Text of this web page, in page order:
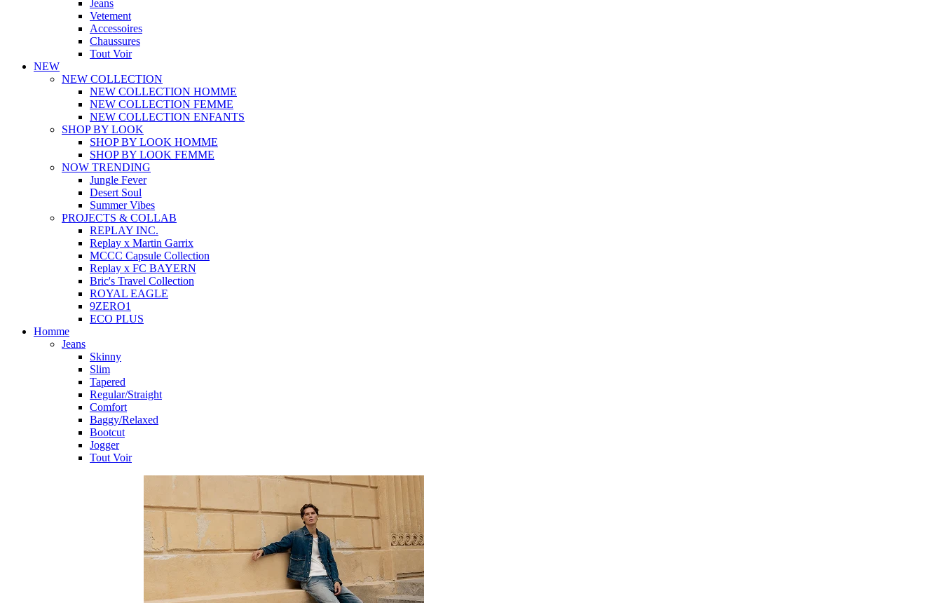
Jeans
Vetement
Accessoires
Chaussures
Tout Voir
NEW
NEW COLLECTION
NEW COLLECTION HOMME
NEW COLLECTION FEMME
NEW COLLECTION ENFANTS
SHOP BY LOOK
SHOP BY LOOK HOMME
SHOP BY LOOK FEMME
NOW TRENDING
Jungle Fever
Desert Soul
Summer Vibes
PROJECTS & COLLAB
REPLAY INC.
Replay x Martin Garrix
MCCC Capsule Collection
Replay x FC BAYERN
Bric's Travel Collection
ROYAL EAGLE
9ZERO1
ECO PLUS
Homme
Jeans
Skinny
Slim
Tapered
Regular/Straight
Comfort
Baggy/Relaxed
Bootcut
Jogger
Tout Voir